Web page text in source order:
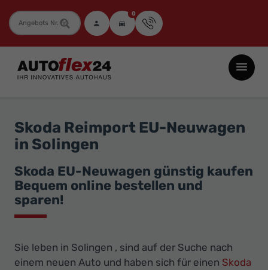
Fahrzeugnummer 0
Autoflex24
GmbH
Neuwagen
Jahreswagen
und
Gebrauchtwagen
zu
Top-
-
Skoda Reimport EU-Neuwagen
in Solingen
Skoda EU-Neuwagen günstig kaufen
Bequem online bestellen und
sparen!
Sie leben in Solingen , sind auf der Suche nach
einem neuen Auto und haben sich für einen Skoda